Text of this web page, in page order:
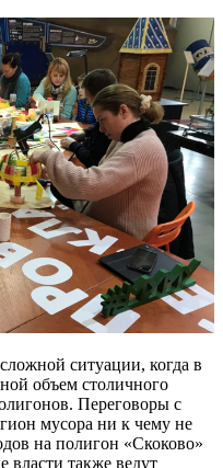
ситуации, когда в
объем столичного
Переговоры с
мусора ни к чему не
на полигон «Скоково»
власти также ведут